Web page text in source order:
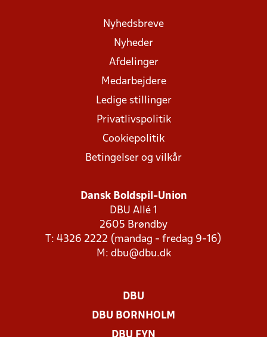
Nyhedsbreve
Nyheder
Afdelinger
Medarbejdere
Ledige stillinger
Privatlivspolitik
Cookiepolitik
Betingelser og vilkår
Dansk Boldspil-Union
DBU Allé 1
2605 Brøndby
T: 4326 2222 (mandag - fredag 9-16)
M: dbu@dbu.dk
DBU
DBU BORNHOLM